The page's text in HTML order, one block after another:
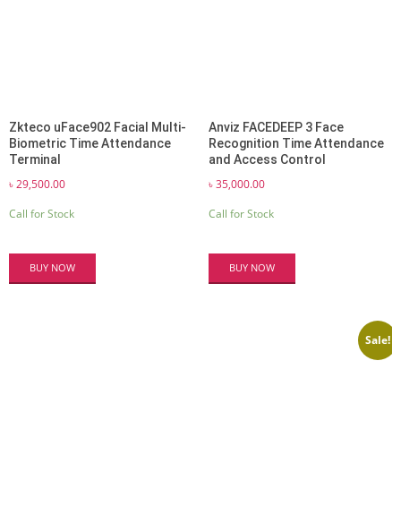
Zkteco uFace902 Facial Multi-
Biometric Time Attendance
Terminal
৳29,500.00
Call for Stock
BUY NOW
Anviz FACEDEEP 3 Face
Recognition Time Attendance
and Access Control
৳35,000.00
Call for Stock
BUY NOW
Sale!